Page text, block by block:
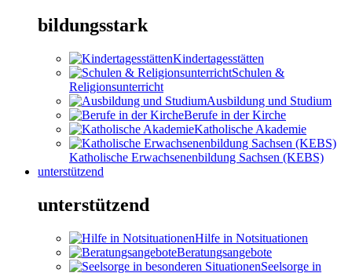
bildungsstark
Kindertagesstätten
Schulen &
Religionsunterricht
Ausbildung und Studium
Berufe in der Kirche
Katholische Akademie
Katholische Erwachsenenbildung Sachsen (KEBS)
unterstützend
unterstützend
Hilfe in Notsituationen
Beratungsangebote
Seelsorge in